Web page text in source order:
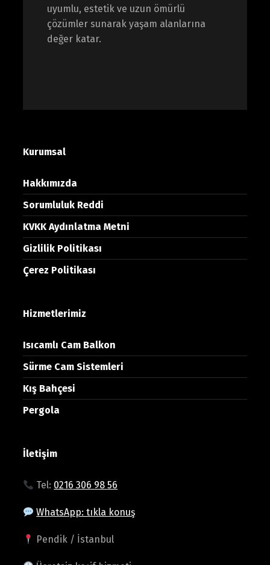
uyumlu, estetik ve uzun ömürlü
çözümler sunarak yaşam alanlarına
değer katar.
Kurumsal
Hakkımızda
Sorumluluk Reddi
KVKK Aydınlatma Metni
Gizlilik Politikası
Çerez Politikası
Hizmetlerimiz
Isıcamlı Cam Balkon
Sürme Cam Sistemleri
Kış Bahçesi
Pergola
İletişim
Tel: 0216 306 98 56
WhatsApp: tıkla konuş
Pendik / İstanbul